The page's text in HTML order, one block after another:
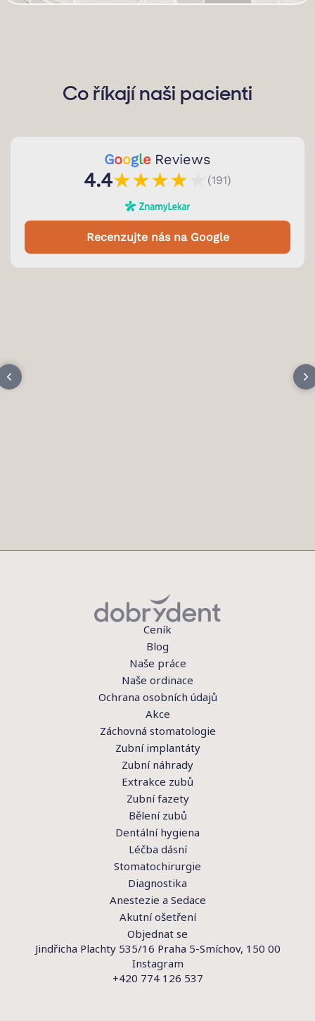
Co říkají naši pacienti
Google Reviews
4.4★★★★ (191)
Recenzujte nás na Google
Ceník
Blog
Naše práce
Naše ordinace
Ochrana osobních údajů
Akce
Záchovná stomatologie
Zubní implantáty
Zubní náhrady
Extrakce zubů
Zubní fazety
Bělení zubů
Dentální hygiena
Léčba dásní
Stomatochirurgie
Diagnostika
Anestezie a Sedace
Akutní ošetření
Objednat se
Jindřicha Plachty 535/16 Praha 5-Smíchov, 150 00
Instagram
+420 774 126 537